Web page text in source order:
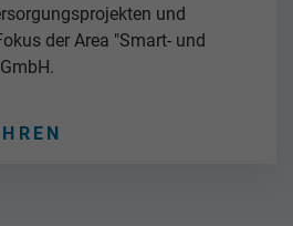
und
der Area "Smart- und